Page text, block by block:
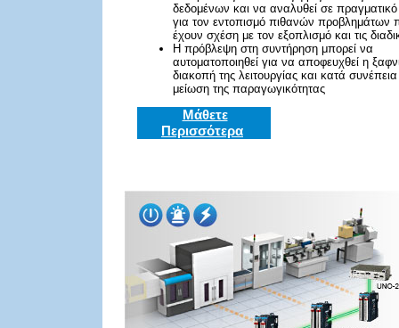
δεδομένων και να αναλυθεί σε
για τον εντοπισμό πιθανών προβλημάτων
έχουν σχέση με τον εξοπλισμό και τις
Η πρόβλεψη στη συντήρηση μπορεί να
αυτοματοποιηθεί για να αποφευχθεί η
διακοπή της λειτουργίας και κατά
μείωση της παραγωγικότητας
Μάθετε
Περισσότερα